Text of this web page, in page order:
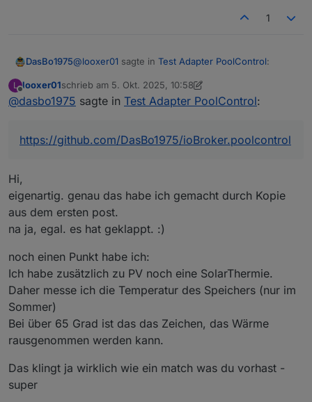
1
DasBo1975@looxer01 sagte in Test Adapter PoolControl:
Hi,
freut mich, dass du den PoolControl-Adapter
Konzept – auch wenn noch nicht alles umgesetzt
ist, was du beschrieben hast.
Automatische, manuelle und zeitgesteuerte
Pumpensteuerung
Temperaturverwaltung mit mehreren Sensoren
Solarsteuerung (Kollektor ↔ Pool, einstellbare
Grenzen)
Frostschutz, Rückspülung, Wartungsmodus
Verbrauchs- und Kostenberechnung
Statusübersicht mit Live-Text und JSON-Daten
L
Offline
looxer01schrieb am 5. Okt. 2025, 10:58
zuletzt editiert von looxer0110. Mai 2025, 13:00
@dasbo1975 sagte in Test Adapter PoolControl:
https://github.com/DasBo1975/ioBroker.poolcontrol
Hi,
eigenartig. genau das habe ich gemacht durch Kopie
aus dem ersten post.
na ja, egal. es hat geklappt. :)
noch einen Punkt habe ich:
Ich habe zusätzlich zu PV noch eine SolarThermie.
Daher messe ich die Temperatur des Speichers (nur im
Sommer)
Bei über 65 Grad ist das das Zeichen, das Wärme
rausgenommen werden kann.
Das klingt ja wirklich wie ein match was du vorhast -
super